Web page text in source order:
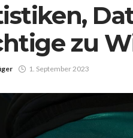
zu
1. September 2023